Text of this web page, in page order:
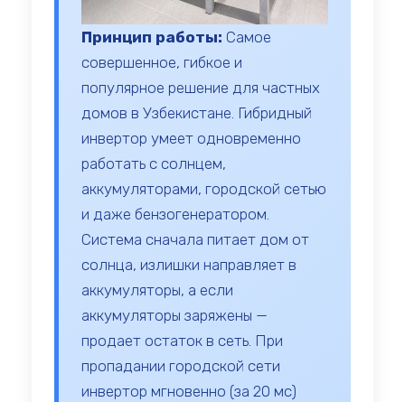
Принцип работы: Самое
совершенное, гибкое и
популярное решение для частных
домов в Узбекистане. Гибридный
инвертор умеет одновременно
работать с солнцем,
аккумуляторами, городской сетью
и даже бензогенератором.
Система сначала питает дом от
солнца, излишки направляет в
аккумуляторы, а если
аккумуляторы заряжены —
продает остаток в сеть. При
пропадании городской сети
инвертор мгновенно (за 20 мс)